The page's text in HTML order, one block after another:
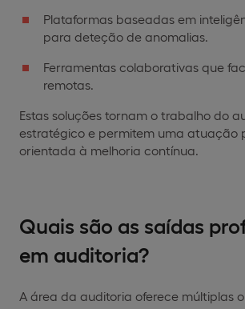
Plataformas baseadas em
para deteção de anomalias.
Ferramentas colaborativas que
remotas.
Estas soluções tornam o trabalho do
estratégico e permitem uma atuação
orientada à melhoria contínua.
Quais são as saídas
em auditoria?
A área da auditoria oferece múltiplas